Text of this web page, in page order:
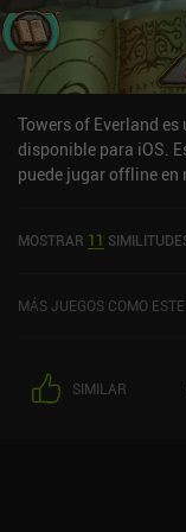
nuestras habilidades
bastante tediosa para un
inconvenientes, el
repetitivo. La
diversión permanece,
ocasionales.
Towers of Everland
disponible para iOS.
puede jugar offline en
MOSTRAR 11
MÁS JUEGOS COMO ESTE
SIMILAR